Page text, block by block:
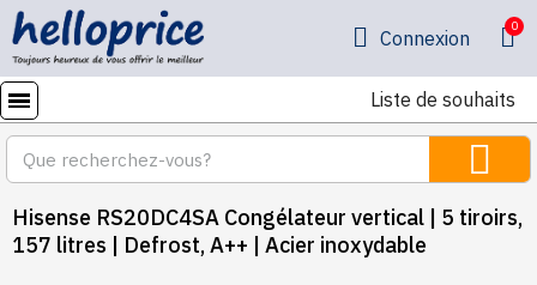
Connexion
Liste de souhaits
Hisense RS20DC4SA Congélateur vertical | 5 tiroirs,
157 litres | Defrost, A++ | Acier inoxydable